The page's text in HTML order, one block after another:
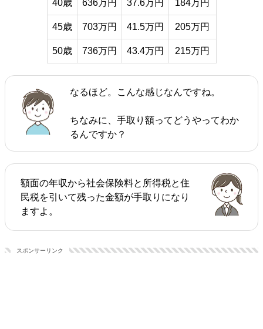
40歳 636万円 37.6万円 184万円
45歳 703万円 41.5万円 205万円
50歳 736万円 43.4万円 215万円
なるほど。こんな感じなんですね。
ちなみに、手取り額ってどうやってわか
るんですか？
額面の年収から社会保険料と所得税と住
民税を引いて残った金額が手取りになり
ますよ。
スポンサーリンク